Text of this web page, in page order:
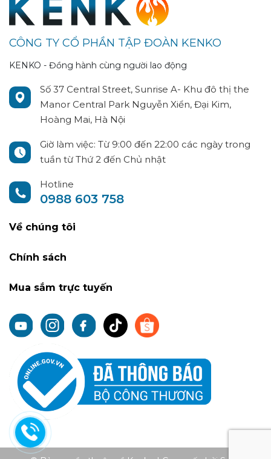
CÔNG TY CỔ PHẦN TẬP ĐOÀN KENKO
KENKO - Đồng hành cùng người lao động
Số 37 Central Street, Sunrise A- Khu đô thị the
Manor Central Park Nguyễn Xiển, Đại Kim,
Hoàng Mai, Hà Nội
Giờ làm việc: Từ 9:00 đến 22:00 các ngày trong
tuần từ Thứ 2 đến Chủ nhật
Hotline
0988 603 758
Về chúng tôi
Chính sách
Mua sắm trực tuyến